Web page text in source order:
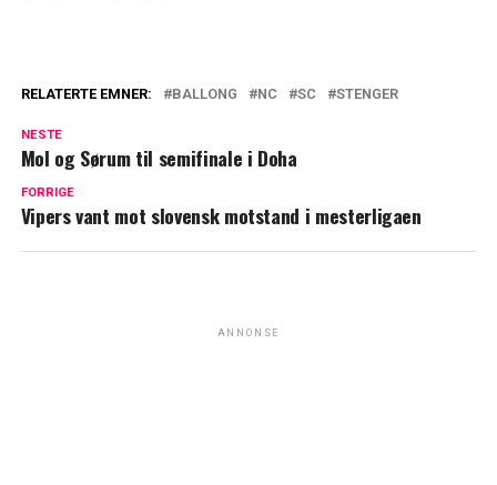
RELATERTE EMNER: BALLONG NC SC STENGER
NESTE
Mol og Sørum til semifinale i Doha
FORRIGE
Vipers vant mot slovensk motstand i mesterligaen
ANNONSE